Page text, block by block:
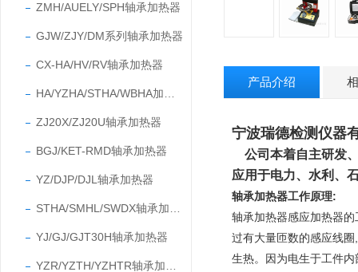
ZMH/AUELY/SPH轴承加热器
GJW/ZJY/DM系列轴承加热器
CX-HA/HV/RV轴承加热器
ZJ20X/ZJ20U轴承加热器
BGJ/KET-RMD轴承加热器
YZ/DJP/DJL轴承加热器
YJ/GJ/GJT30H轴承加热器
产品介绍
宁波瑞德检测仪器
公司本着自主研发
应用于电力、水利、
轴承加热器工作原理:
轴承加热器感应加热器
过有大量匝数的感应线
生热。因为电生于工件